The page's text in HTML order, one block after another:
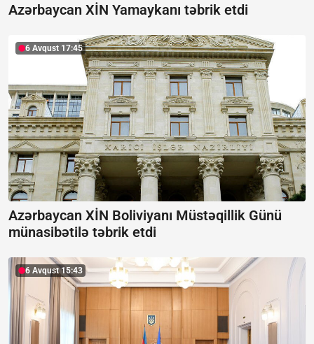
Azərbaycan XİN Yamaykanı təbrik etdi
6 Avqust 17:45
Azərbaycan XİN Boliviyanı Müstəqillik Günü
münasibətilə təbrik etdi
6 Avqust 15:43